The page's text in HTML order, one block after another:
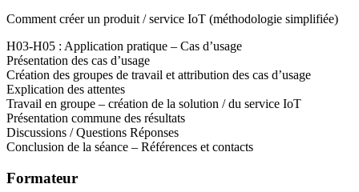
Comment créer un produit / service IoT (méthodologie simplifiée)
H03-H05 : Application pratique – Cas d’usage
Présentation des cas d’usage
Création des groupes de travail et attribution des cas d’usage
Explication des attentes
Travail en groupe – création de la solution / du service IoT
Présentation commune des résultats
Discussions / Questions Réponses
Conclusion de la séance – Références et contacts
Formateur